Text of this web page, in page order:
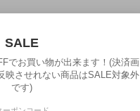
SALE
でお買い物が出来ます！(決済画
映させれない商品はSALE対象外
です)